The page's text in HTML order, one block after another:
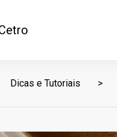
Dicas e Tutoriais